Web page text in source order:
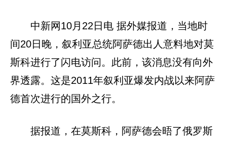
中新网10月22日电 据外媒报道，当地时
间20日晚，叙利亚总统阿萨德出人意料地对莫
斯科进行了闪电访问。此前，该消息没有向外
界透露。这是2011年叙利亚爆发内战以来阿萨
德首次进行的国外之行。
据报道，在莫斯科，阿萨德会晤了俄罗斯